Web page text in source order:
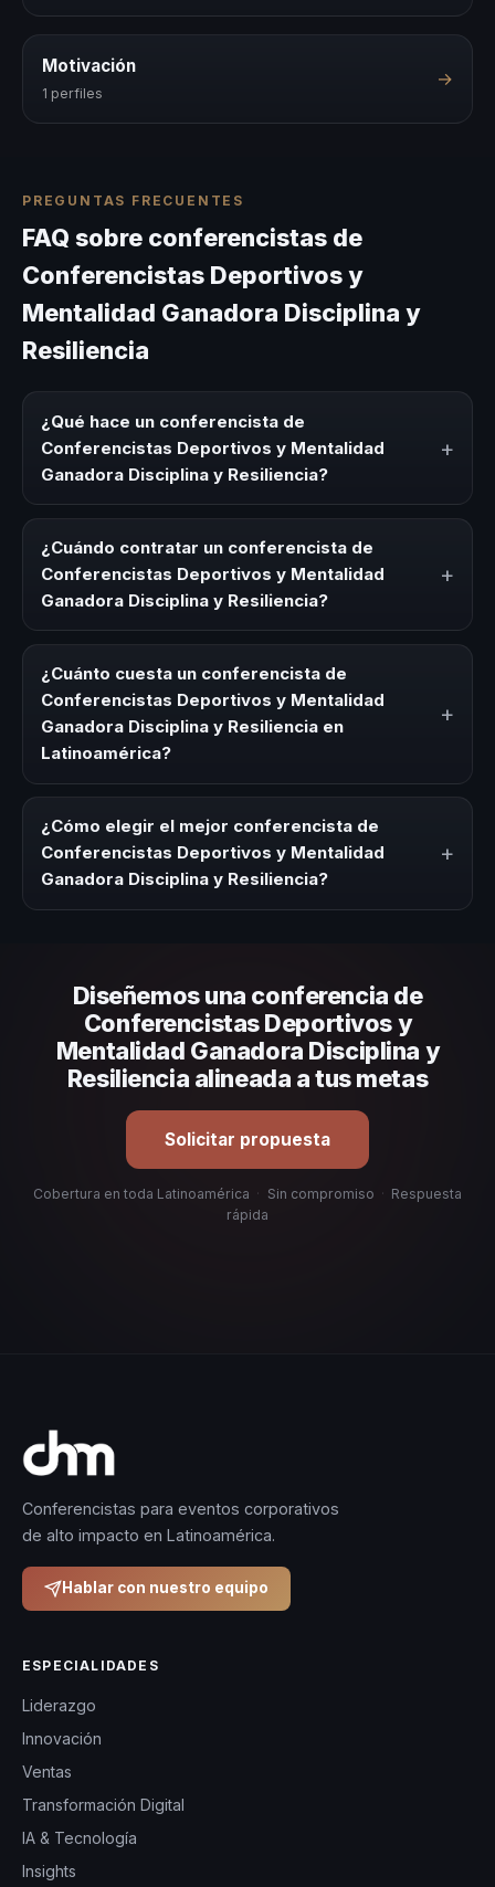
Motivación
1 perfiles
→
PREGUNTAS FRECUENTES
FAQ sobre conferencistas de
Conferencistas Deportivos y
Mentalidad Ganadora Disciplina y
Resiliencia
¿Qué hace un conferencista de
Conferencistas Deportivos y Mentalidad
Ganadora Disciplina y Resiliencia?
+
Mentalidad Ganadora Disciplina y Resiliencia es un
experto que comparte conocimiento, estrategias y
experiencias sobre este tema en eventos corporativos,
convenciones y seminarios. Su objetivo es generar
reflexión, inspiración y herramientas aplicables para la
¿Cuándo contratar un conferencista de
Conferencistas Deportivos y Mentalidad
Ganadora Disciplina y Resiliencia?
+
Deportivos y Mentalidad Ganadora Disciplina y Resiliencia
para kick-offs, convenciones anuales, programas de
desarrollo, eventos de integración o cuando tu
organización necesita impulsar un cambio cultural
relacionado con esta temática.
¿Cuánto cuesta un conferencista de
Conferencistas Deportivos y Mentalidad
Ganadora Disciplina y Resiliencia en
Latinoamérica?
+
modalidad (presencial o virtual) y la duración del evento.
En CHM Latinoamérica ofrecemos asesoría estratégica
sin costo y una propuesta en menos de 24 horas
adaptada a tu presupuesto.
¿Cómo elegir el mejor conferencista de
Conferencistas Deportivos y Mentalidad
Ganadora Disciplina y Resiliencia?
+
organizacional. En CHM Latinoamérica te ayudamos con
una selección estratégica basada en estos criterios.
Diseñemos una conferencia de
Conferencistas Deportivos y
Mentalidad Ganadora Disciplina y
Resiliencia alineada a tus metas
Solicitar propuesta
Cobertura en toda Latinoamérica · Sin compromiso · Respuesta
rápida
Conferencistas para eventos corporativos
de alto impacto en Latinoamérica.
Hablar con nuestro equipo
ESPECIALIDADES
Liderazgo
Innovación
Ventas
Transformación Digital
IA & Tecnología
Insights